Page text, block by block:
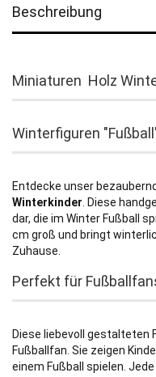
Beschreibung
Miniaturen Holz
Winterfiguren
Entdecke unser
Winterkinder. Diese
dar, die im Winter Fußball
cm groß und bringt
Zuhause.
Perfekt für
Diese liebevoll gestalteten
Fußballfan. Sie zeigen
einem Fußball spielen.